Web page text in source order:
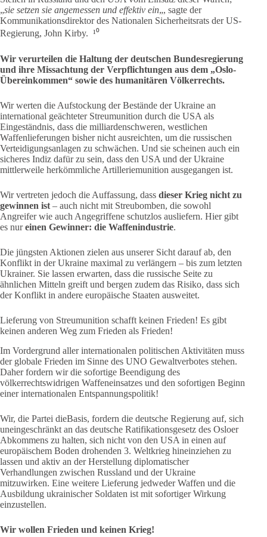
„sie setzen sie angemessen und effektiv ein„, sagte der
Kommunikationsdirektor des Nationalen Sicherheitsrats der US-
Regierung, John Kirby. ¹⁰
Wir verurteilen die Haltung der deutschen Bundesregierung
und ihre Missachtung der Verpflichtungen aus dem „Oslo-
Übereinkommen“ sowie des humanitären Völkerrechts.
Wir werten die Aufstockung der Bestände der Ukraine an
international geächteter Streumunition durch die USA als
Eingeständnis, dass die milliardenschweren, westlichen
Waffenlieferungen bisher nicht ausreichten, um die russischen
Verteidigungsanlagen zu schwächen. Und sie scheinen auch ein
sicheres Indiz dafür zu sein, dass den USA und der Ukraine
mittlerweile herkömmliche Artilleriemunition ausgegangen ist.
Wir vertreten jedoch die Auffassung, dass dieser Krieg nicht zu
gewinnen ist – auch nicht mit Streubomben, die sowohl
Angreifer wie auch Angegriffene schutzlos ausliefern. Hier gibt
es nureinen Gewinner: die Waffenindustrie.
Die jüngsten Aktionen zielen aus unserer Sicht darauf ab, den
Konflikt in der Ukraine maximal zu verlängern – bis zum letzten
Ukrainer. Sie lassen erwarten, dass die russische Seite zu
ähnlichen Mitteln greift und bergen zudem das Risiko, dass sich
der Konflikt in andere europäische Staaten ausweitet.
Lieferung von Streumunition schafft keinen Frieden! Es gibt
keinen anderen Weg zum Frieden als Frieden!
Im Vordergrund aller internationalen politischen Aktivitäten muss
der globale Frieden im Sinne des UNO Gewaltverbotes stehen.
Daher fordern wir die sofortige Beendigung des
völkerrechtswidrigen Waffeneinsatzes und den sofortigen Beginn
einer internationalen Entspannungspolitik!
Wir, die Partei dieBasis, fordern die deutsche Regierung auf, sich
uneingeschränkt an das deutsche Ratifikationsgesetz des Osloer
Abkommens zu halten, sich nicht von den USA in einen auf
europäischem Boden drohenden 3. Weltkrieg hineinziehen zu
lassen und aktiv an der Herstellung diplomatischer
Verhandlungen zwischen Russland und der Ukraine
mitzuwirken. Eine weitere Lieferung jedweder Waffen und die
Ausbildung ukrainischer Soldaten ist mit sofortiger Wirkung
einzustellen.
Wir wollen Frieden und keinen Krieg!